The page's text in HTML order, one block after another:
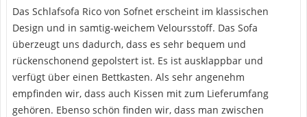
Das Schlafsofa Rico von Sofnet erscheint im klassischen
Design und in samtig-weichem Veloursstoff. Das Sofa
überzeugt uns dadurch, dass es sehr bequem und
rückenschonend gepolstert ist. Es ist ausklappbar und
verfügt über einen Bettkasten. Als sehr angenehm
empfinden wir, dass auch Kissen mit zum Lieferumfang
gehören. Ebenso schön finden wir, dass man zwischen